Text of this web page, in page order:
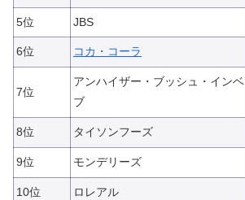
5位 JBS
6位 コカ・コーラ
7位
アンハイザー・ブッシュ・インベ
ブ
8位 タイソンフーズ
9位 モンデリーズ
10位 ロレアル